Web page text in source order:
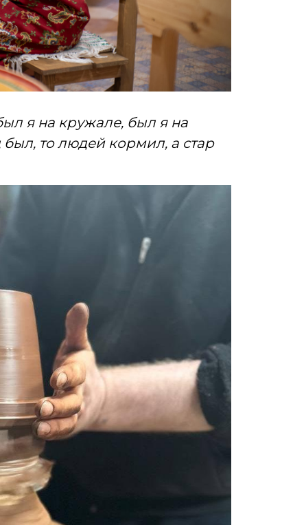
я на кружале, был я на
то людей кормил, а стар